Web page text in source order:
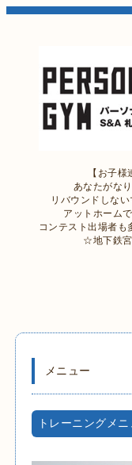
【お子
あなたがな
リバウンドしな
アットホーム
コンテスト出場者
☆地下鉄
メニュー
トレーニングメニ